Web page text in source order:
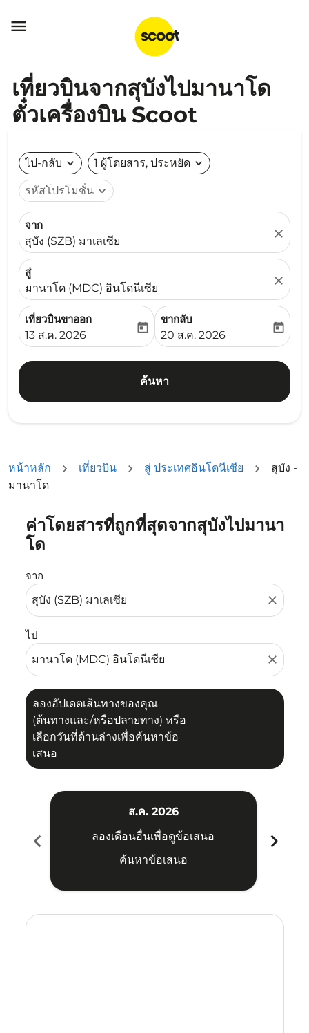

เที่ยวบินจากสุบังไปมานาโด
ตั๋วเครื่องบิน Scoot
ไป-กลับ expand_more 1 ผู้โดยสาร, ประหยัด expand_more
รหัสโปรโมชั่น expand_more
จาก
สุบัง (SZB) มาเลเซีย
close
สู่
มานาโด (MDC) อินโดนีเซีย
close
เที่ยวบินขาออก
fc-booking-departure-date-aria-label
13 ส.ค. 2026
today
ขากลับ
fc-booking-return-date-
20 ส.ค. 2026
today
ค้นหา
หน้าหลัก เที่ยวบิน สู่ ประเทศอินโดนีเซีย
สุบัง -
มานาโด
ค่าโดยสารที่ถูกที่สุดจากสุบังไปมานา
โด
จาก
close
ไป
close
ลองอัปเดตเส้นทางของคุณ
(ต้นทางและ/หรือปลายทาง) หรือ
เลือกวันที่ด้านล่างเพื่อค้นหาข้อ
เสนอ
ลองอัปเดตเส้นทางของคุณ (ต้นทางและ/หรือปลายทาง) หรื
chevron_left
ส.ค. 2026
ลองเดือนอื่นเพื่อดูข้อเสนอ
ค้นหาข้อเสนอ
chevron_right